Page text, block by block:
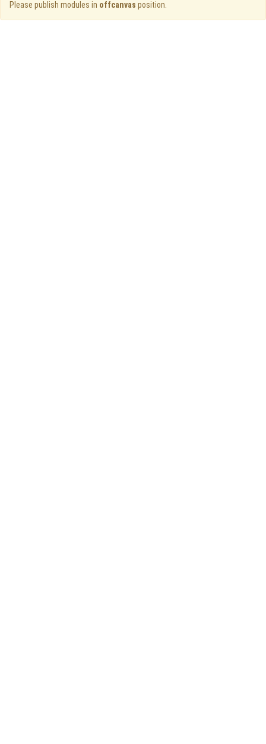
Please publish modules in offcanvas position.